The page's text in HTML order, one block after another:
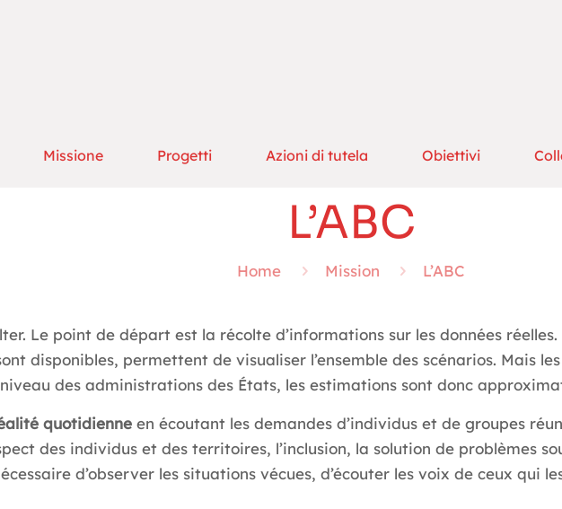
Missione Progetti Azioni di tutela Obiettivi
L’ABC
Home Mission
L’ABC
Le point de départ est la récolte d’informations sur les données
disponibles, permettent de visualiser l’ensemble des scénarios. Mais
des administrations des États, les estimations sont donc
quotidienneen écoutant les demandes d’individus et de groupes
des individus et des territoires, l’inclusion, la solution de problèmes
d’observer les situations vécues, d’écouter les voix de ceux qui